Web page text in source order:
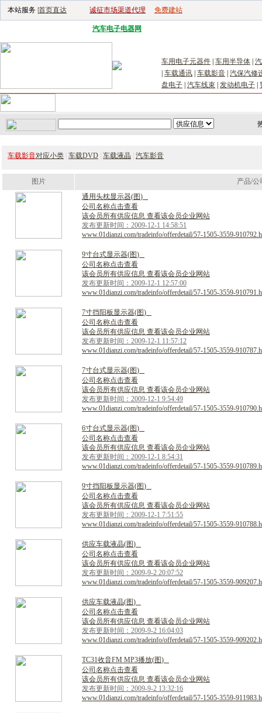
本站服务 | 首页直达 诚征市场渠道代理 免费建站
汽车电子电器网
车用电子元器件 车用半导体
车载通讯 车载影音 汽保汽修
盘电子 汽车线束 发动机电子
车载影音对应小类 车载DVD 车载液晶 汽车影音
图片
产品/公
通用头枕显示器(图)
公司名称点击查看
该会员所有供应信息 查看该会员企业网站
发布更新时间：2009-12-1 14:58:51
www.01dianzi.com/tradeinfo/offerdetail/57-1505-3559-
9寸台式显示器(图)
公司名称点击查看
该会员所有供应信息 查看该会员企业网站
发布更新时间：2009-12-1 12:57:00
www.01dianzi.com/tradeinfo/offerdetail/57-1505-3559-
7寸挡 阳板显示器(图)
公司名称点击查看
该会员所有供应信息 查看该会员企业网站
发布更新时间：2009-12-1 11:57:12
www.01dianzi.com/tradeinfo/offerdetail/57-1505-3559-
7寸台式显示器(图)
公司名称点击查看
该会员所有供应信息 查看该会员企业网站
发布更新时间：2009-12-1 9:54:49
www.01dianzi.com/tradeinfo/offerdetail/57-1505-3559-
6寸台式显示器(图)
公司名称点击查看
该会员所有供应信息 查看该会员企业网站
发布更新时间：2009-12-1 8:54:31
www.01dianzi.com/tradeinfo/offerdetail/57-1505-3559-
9寸挡 阳板显示器(图)
公司名称点击查看
该会员所有供应信息 查看该会员企业网站
发布更新时间：2009-12-1 7:51:55
www.01dianzi.com/tradeinfo/offerdetail/57-1505-3559-
供应车载液晶(图)
公司名称点击查看
该会员所有供应信息 查看该会员企业网站
发布更新时间：2009-9-2 20:07:52
www.01dianzi.com/tradeinfo/offerdetail/57-1505-3559-
供应车载液晶(图)
公司名称点击查看
该会员所有供应信息 查看该会员企业网站
发布更新时间：2009-9-2 16:04:03
www.01dianzi.com/tradeinfo/offerdetail/57-1505-3559-
TC31收音FM MP3播放(图)
公司名称点击查看
该会员所有供应信息 查看该会员企业网站
发布更新时间：2009-9-2 13:32:16
www.01dianzi.com/tradeinfo/offerdetail/57-1505-3559-